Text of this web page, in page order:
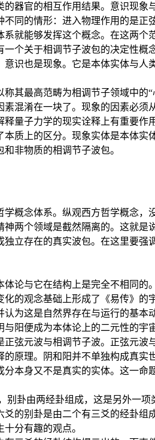
器官的相互作用结果。意识现
同的情形：进入物理作用的是
就能够发挥这个概念。在这两
个关于相调节子波包的决定性
识也是现象。它是本体实体与
其最高范畴为相调节子领域中
混淆在一块了。现象的因素必
量子力学的现实诠释上有重要
质上的区分。现象实体是本体
非物质的相调节子波包。
概念体系。纵观西方哲学概念
两个领域是截然隔离的。这就
立存在的真实波包。在这里要
论与它在结构上是完全不相同
的观念基础上形成了《易传》
为这是自然界存在与运行的基
阳便成为本体论上的二元性的宇
弦元波与相调节子波。正弦元
原理。阴和阳并不单独构成真
本身又不是真实的实体。这一
卦由两经卦组成，这是另外一
的别卦是由二个有三爻的经卦
分有趣的观点。